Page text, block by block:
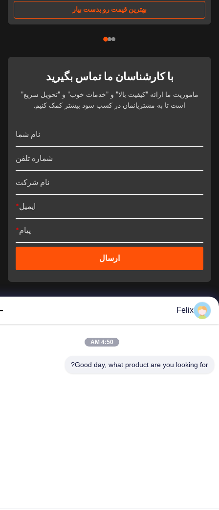
بهترین قیمت رو بدست بیار
با کارشناسان ما تماس بگیرید
ماموریت ما ارائه "کیفیت بالا" و "خدمات خوب" و "تحویل سریع"
است تا به مشتریانمان در کسب سود بیشتر کمک کنیم.
نام شما
شماره تلفن
نام شرکت
*
ارسال
Felix
4:50 AM
Good day, what product are you looking